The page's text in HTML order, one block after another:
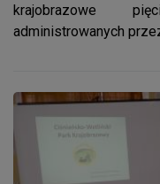
krajobrazowe
administrowanych
Prelekcja i konkurs